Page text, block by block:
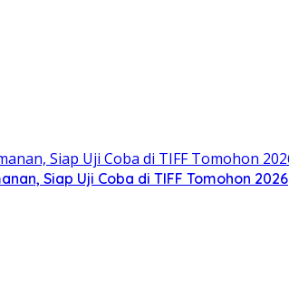
Siap Uji Coba di TIFF Tomohon 2026